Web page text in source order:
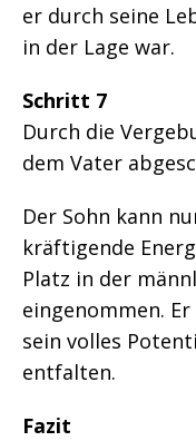
er durch seine
in der Lage war.
Schritt 7
Durch die
dem Vater
Der Sohn kann
kräftigende
Platz in der
eingenommen.
sein volles
entfalten.
Fazit